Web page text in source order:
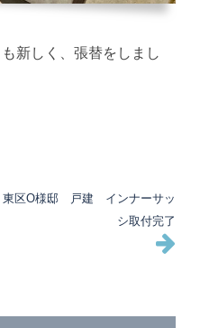
新しく、張替をしまし
次
東区O様邸 戸建 インナーサッ
シ取付完了